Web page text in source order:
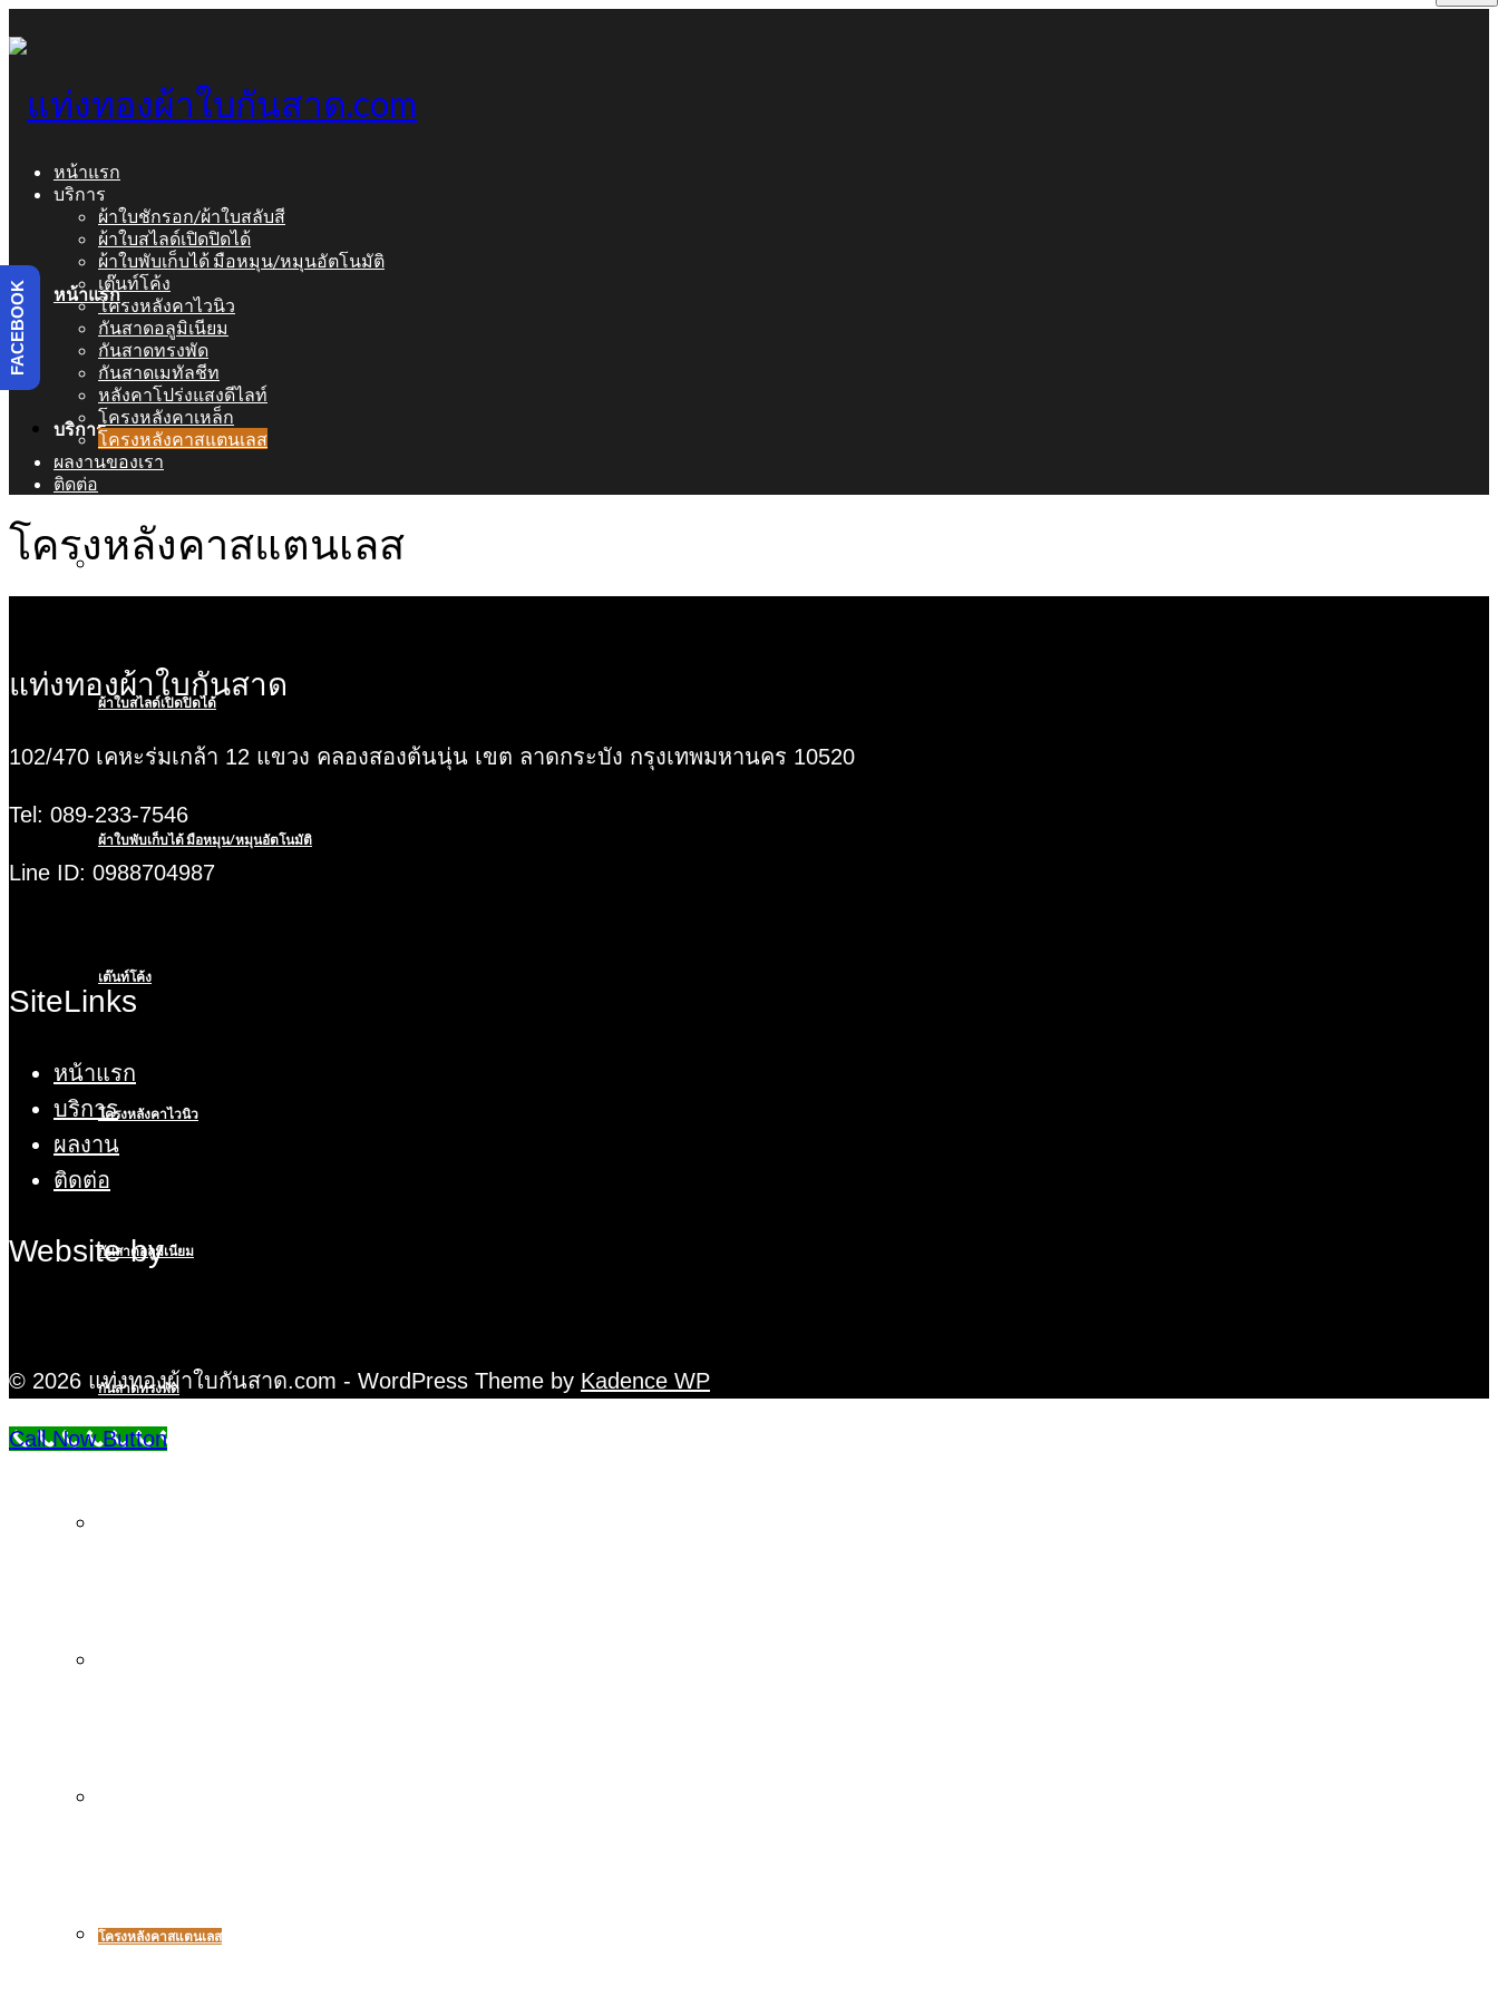
หน้าแรก
บริการ
ผ้าใบสไลด์เปิดปิดได้
ผ้าใบพับเก็บได้ มือหมุน/หมุนอัตโนมัติ
เต๊นท์โค้ง
โครงหลังคาไวนิว
กันสาดอลูมิเนียม
กันสาดทรงพัด
โครงหลังคาสแตนเลส
หน้าแรก
บริการ
ผ้าใบชักรอก/ผ้าใบสลับสี
ผ้าใบสไลด์เปิดปิดได้
ผ้าใบพับเก็บได้ มือหมุน/หมุนอัตโนมัติ
เต๊นท์โค้ง
โครงหลังคาไวนิว
กันสาดอลูมิเนียม
กันสาดทรงพัด
กันสาดเมทัลชีท
หลังคาโปร่งแสงดีไลท์
โครงหลังคาเหล็ก
โครงหลังคาสแตนเลส
ผลงานของเรา
ติดต่อ
โครงหลังคาสแตนเลส
แท่งทองผ้าใบกันสาด
102/470 เคหะร่มเกล้า 12 แขวง คลองสองต้นนุ่น เขต ลาดกระบัง กรุงเทพมหานคร 10520
Tel: 089-233-7546
Line ID: 0988704987
SiteLinks
หน้าแรก
บริการ
ผลงาน
ติดต่อ
Website by
© 2026 แท่งทองผ้าใบกันสาด.com - WordPress Theme by Kadence WP
Call Now Button
FACEBOOK